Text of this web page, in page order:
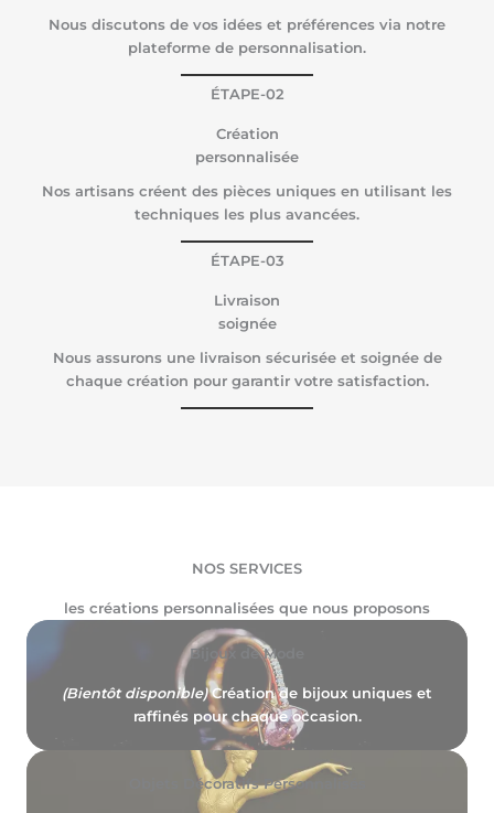
Nous discutons de vos idées et préférences via notre
plateforme de personnalisation.
ÉTAPE-02
Création
personnalisée
Nos artisans créent des pièces uniques en utilisant les
techniques les plus avancées.
ÉTAPE-03
Livraison
soignée
Nous assurons une livraison sécurisée et soignée de
chaque création pour garantir votre satisfaction.
NOS SERVICES
les créations personnalisées que nous proposons
Bijoux de Mode
(Bientôt disponible)Création de bijoux uniques et
raffinés pour chaque occasion.
Objets Décoratifs Personnalisés